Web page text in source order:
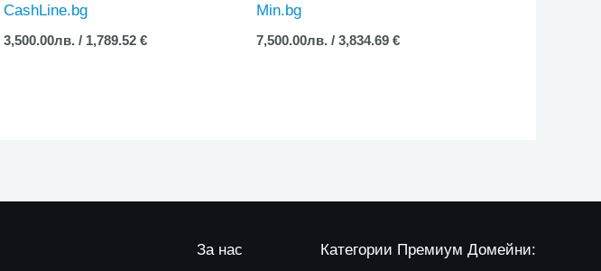
CashLine.bg
3,500.00лв. / 1,789.52 €
Min.bg
7,500.00лв./ 3,834.69 €
За нас Категории Премиум Домейни: